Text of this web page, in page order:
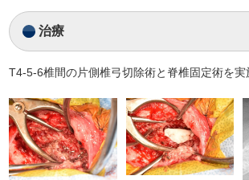
治療
T4-5-6椎間の片側椎弓切除術と脊椎固定術を実